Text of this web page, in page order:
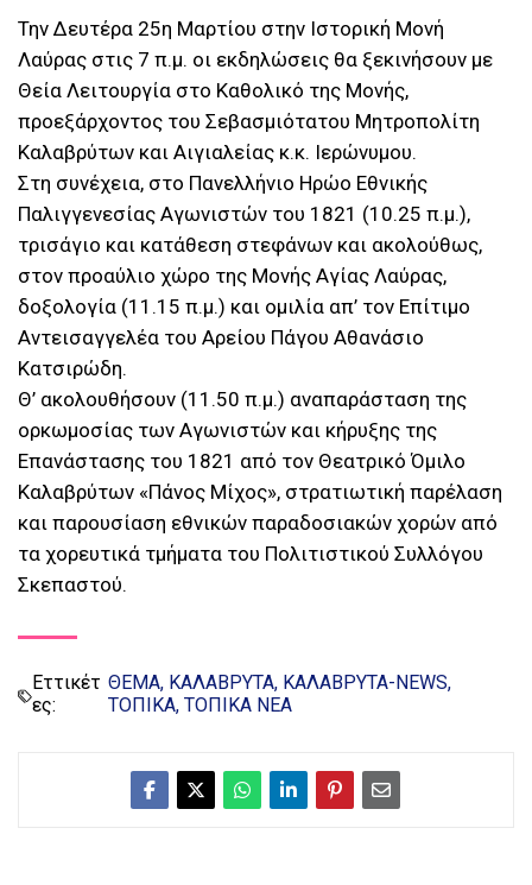
Την Δευτέρα 25η Μαρτίου στην Ιστορική Μονή
Λαύρας στις 7 π.μ. οι εκδηλώσεις θα ξεκινήσουν με
Θεία Λειτουργία στο Καθολικό της Μονής,
προεξάρχοντος του Σεβασμιότατου Μητροπολίτη
Καλαβρύτων και Αιγιαλείας κ.κ. Ιερώνυμου.
Στη συνέχεια, στο Πανελλήνιο Ηρώο Εθνικής
Παλιγγενεσίας Αγωνιστών του 1821 (10.25 π.μ.),
τρισάγιο και κατάθεση στεφάνων και ακολούθως,
στον προαύλιο χώρο της Μονής Αγίας Λαύρας,
δοξολογία (11.15 π.μ.) και ομιλία απ’ τον Επίτιμο
Αντεισαγγελέα του Αρείου Πάγου Αθανάσιο
Κατσιρώδη.
Θ’ ακολουθήσουν (11.50 π.μ.) αναπαράσταση της
ορκωμοσίας των Αγωνιστών και κήρυξης της
Επανάστασης του 1821 από τον Θεατρικό Όμιλο
Καλαβρύτων «Πάνος Μίχος», στρατιωτική παρέλαση
και παρουσίαση εθνικών παραδοσιακών χορών από
τα χορευτικά τμήματα του Πολιτιστικού Συλλόγου
Σκεπαστού.
Εττικέτ
ες:
ΘΕΜΑ ΚΑΛΑΒΡΥΤΑ ΚΑΛΑΒΡΥΤΑ-NEWS
ΤΟΠΙΚΑ ΤΟΠΙΚΑ ΝΕΑ